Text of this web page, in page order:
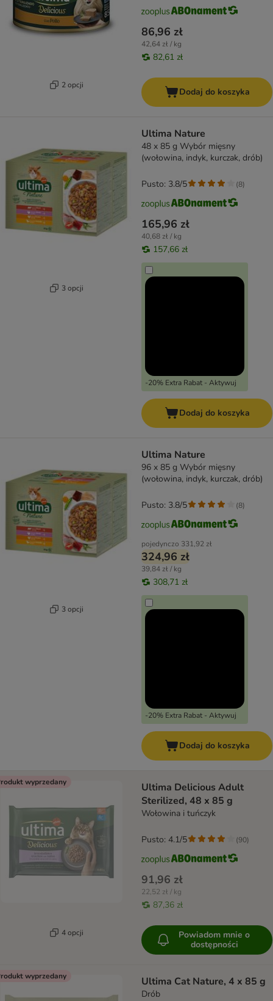
2 opcji
86,96 zł
42,64 zł / kg
82,61 zł
Dodaj do koszyka
3 opcji
Ultima Nature
48 x 85 g Wybór mięsny
(wołowina, indyk, kurczak, drób)
165,96 zł
40,68 zł / kg
157,66 zł
-20% Extra Rabat - Aktywuj
Pusto: 3.8/5 (8)
Dodaj do koszyka
3 opcji
Ultima Nature
96 x 85 g Wybór mięsny
(wołowina, indyk, kurczak, drób)
pojedynczo 331,92 zł
324,96 zł
39,84 zł / kg
308,71 zł
-20% Extra Rabat - Aktywuj
Pusto: 3.8/5 (8)
Dodaj do koszyka
wyprzedany
4 opcji
Ultima Delicious Adult
Sterilized, 48 x 85 g
Wołowina i tuńczyk
91,96 zł
22,52 zł / kg
87,36 zł
Pusto: 4.1/5 (90)
Powiadom mnie o
dostępności
wyprzedany Ultima Cat Nature, 4 x 85 g
Drób